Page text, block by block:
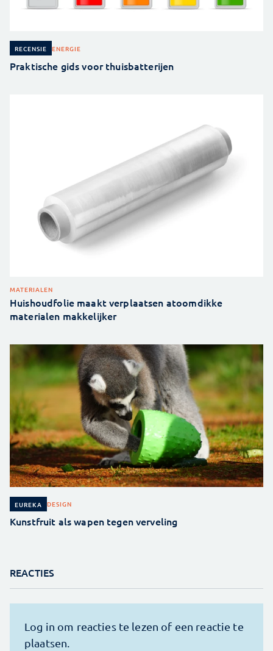
RECENSIE ENERGIE
Praktische gids voor thuisbatterijen
MATERIALEN
Huishoudfolie maakt verplaatsen atoomdikke
materialen makkelijker
EUREKA DESIGN
Kunstfruit als wapen tegen verveling
REACTIES